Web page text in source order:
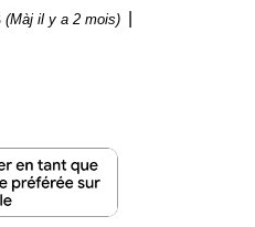
(Màj il y a 2 mois)